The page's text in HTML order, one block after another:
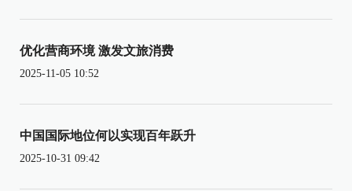
优化营商环境 激发文旅消费
2025-11-05 10:52
中国国际地位何以实现百年跃升
2025-10-31 09:42